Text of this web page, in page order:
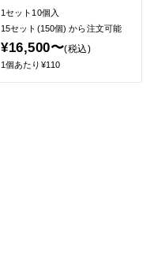
1セット10個入
15セット(150個)から注文可能
¥16,500〜(税込)
1個あたり¥110